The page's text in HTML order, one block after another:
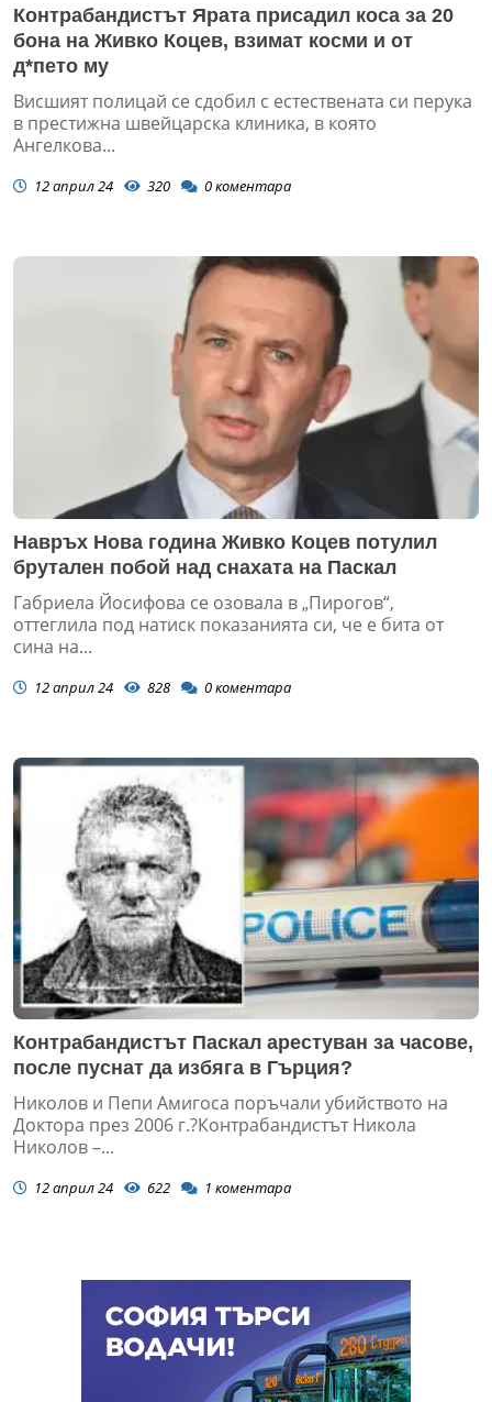
Контрабандистът Ярата присадил коса за 20
бона на Живко Коцев, взимат косми и от
д*пето му
Висшият полицай се сдобил с естествената си перука
в престижна швейцарска клиника, в която
Ангелкова...
12 април 24 320 0коментара
Навръх Нова година Живко Коцев потулил
брутален побой над снахата на Паскал
Габриела Йосифова се озовала в „Пирогов“,
оттеглила под натиск показанията си, че е бита от
сина на...
12 април 24 828 0коментара
Контрабандистът Паскал арестуван за часове,
после пуснат да избяга в Гърция?
Николов и Пепи Амигоса поръчали убийството на
Доктора през 2006 г.?Контрабандистът Никола
Николов –...
12 април 24 622 1 коментара